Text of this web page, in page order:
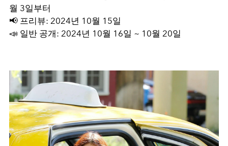
월 3일부터
📢 프리뷰: 2024년 10월 15일
📣 일반 공개: 2024년 10월 16일 ~ 10월 20일